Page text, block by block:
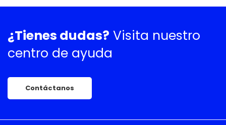
¿Tienes dudas? Visita nuestro
centro de ayuda
Contáctanos